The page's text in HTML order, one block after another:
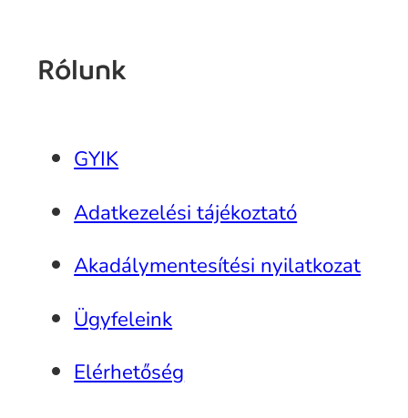
Rólunk
GYIK
Adatkezelési tájékoztató
Akadálymentesítési nyilatkozat
Ügyfeleink
Elérhetőség